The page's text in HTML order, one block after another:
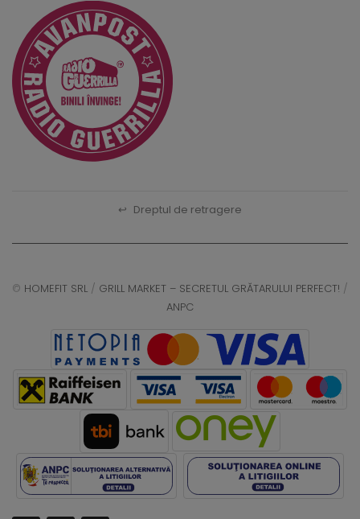
↩ Dreptul de retragere
© HOMEFIT SRL / GRILL MARKET – SECRETUL GRĂTARULUI PERFECT! /
ANPC